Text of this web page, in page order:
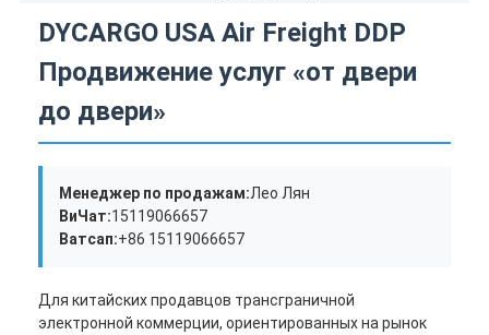
DYCARGO USA Air Freight DDP
Продвижение услуг «от двери
до двери»
Менеджер по продажам:Лео Лян
ВиЧат:15119066657
Ватсап:+86 15119066657
Для китайских продавцов трансграничной
электронной коммерции, ориентированных на рынок